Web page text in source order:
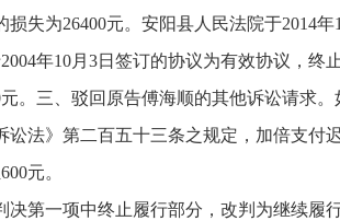
失为26400元。安阳县人民法院于2014年
年10月3日签订的协议为有效协议，终
。三、驳回原告傅海顺的其他诉讼请求
法》第二百五十三条之规定，加倍支付
元。
第一项中终止履行部分，改判为继续履